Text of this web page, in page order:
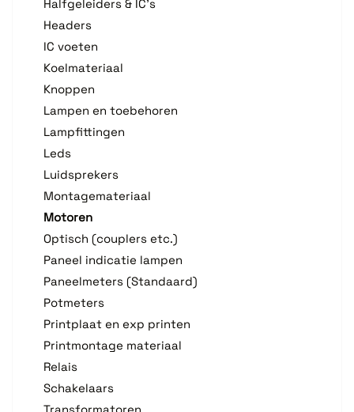
Halfgeleiders & IC's
Headers
IC voeten
Koelmateriaal
Knoppen
Lampen en toebehoren
Lampfittingen
Leds
Luidsprekers
Montagemateriaal
Motoren
Optisch (couplers etc.)
Paneel indicatie lampen
Paneelmeters (Standaard)
Potmeters
Printplaat en exp printen
Printmontage materiaal
Relais
Schakelaars